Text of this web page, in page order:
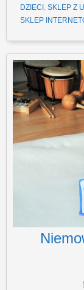
DZIECI , SKLEP Z
SKLEP